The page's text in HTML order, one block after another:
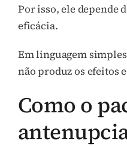
Por isso, ele depende
eficácia.
Em linguagem
não produz os efeitos
Como o